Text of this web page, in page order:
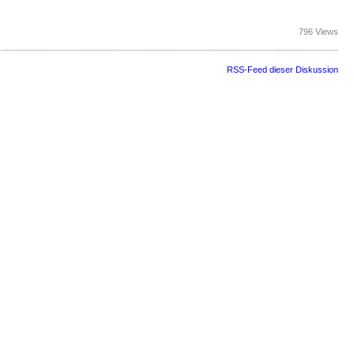
796 Views
RSS-Feed dieser Diskussion